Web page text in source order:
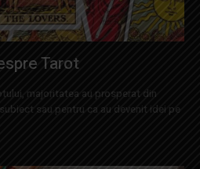
Tarot
majoritatea au prosperat din
sau pentru ca au devenit idei pe